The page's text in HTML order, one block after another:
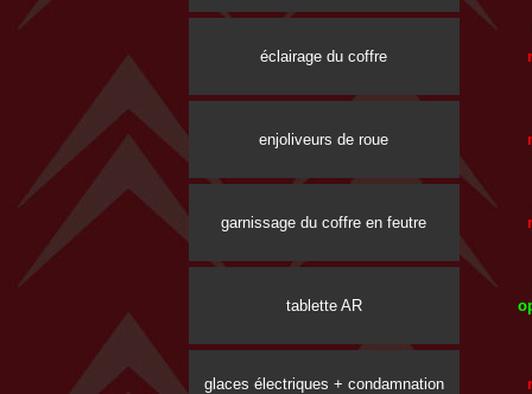
éclairage du coffre
enjoliveurs de roue
garnissage du coffre en feutre
tablette AR
glaces électriques + condamnation